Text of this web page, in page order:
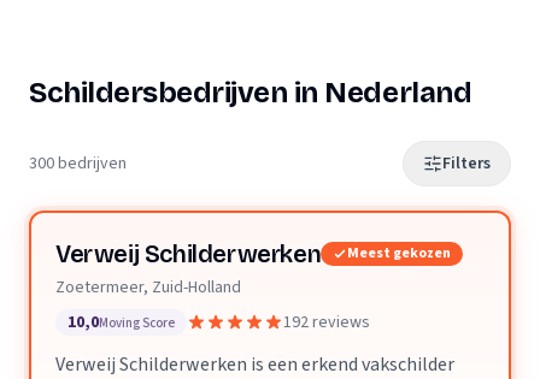
Schildersbedrijven in Nederland
300 bedrijven Filters
Verweij Schilderwerken Meest gekozen
Zoetermeer, Zuid-Holland
10,0Moving Score 192 reviews
Verweij Schilderwerken is een erkend vakschilder